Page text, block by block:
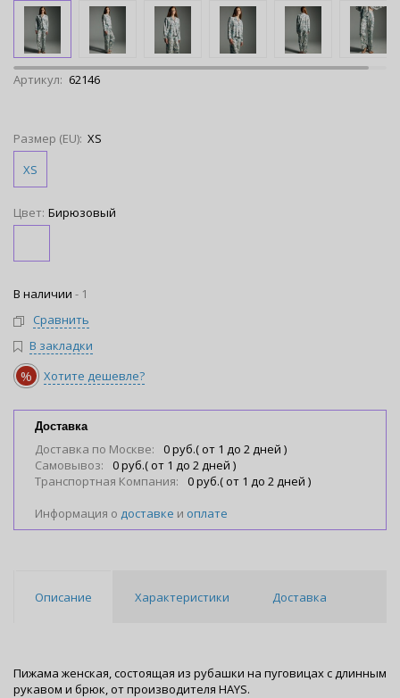
Артикул: 62146
Размер (EU): XS
XS
Цвет: Бирюзовый
В наличии - 1
Сравнить
В закладки
% Хотите дешевле?
Доставка
Доставка по Москве:
0 руб.( от 1 до 2 дней )
Самовывоз:
0 руб.( от 1 до 2 дней )
Транспортная Компания:
0 руб.( от 1 до 2 дней )
Информация о доставке и оплате
Описание Характеристики Доставка
Пижама женская, состоящая из рубашки на пуговицах с длинным
рукавом и брюк, от производителя HAYS.